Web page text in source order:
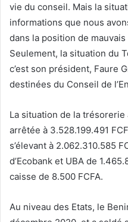
vie du conseil. Mais la
informations que nous
dans la position de
Seulement, la situation du
c’est son président, Faure
destinées du Conseil de
La situation de la trésorerie
arrêtée à 3.528.199.491
s’élevant à 2.062.310.585
d’Ecobank et UBA de
caisse de 8.500 FCFA.
Au niveau des Etats, le